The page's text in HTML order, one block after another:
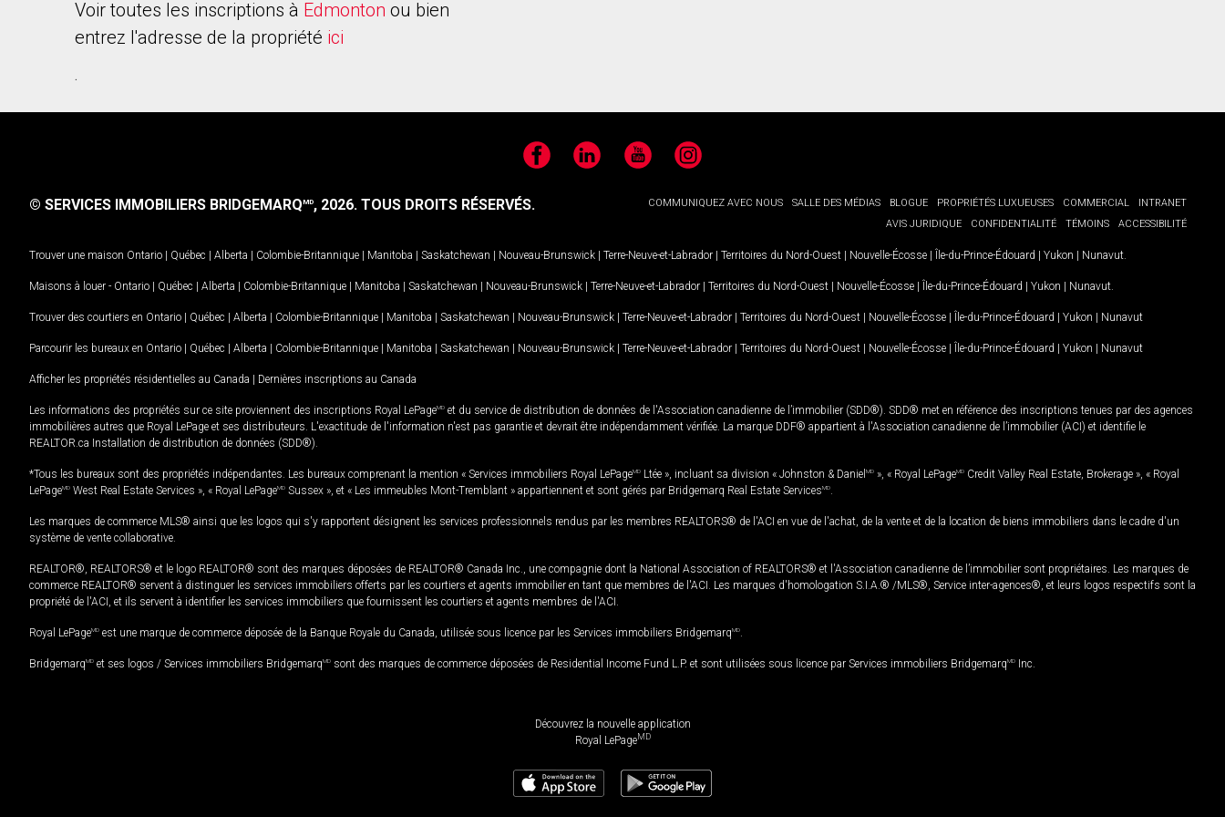
Voir toutes les inscriptions à Edmonton ou bien
entrez l'adresse de la propriété ici
.
FacebookLinkedIn YouTubeInstagram
COMMUNIQUEZ AVEC NOUS SALLE DES MÉDIAS BLOGUE PROPRIÉTÉS LUXUEUSES COMMERCIAL
INTRANET
AVIS JURIDIQUE
CONFIDENTIALITÉ TÉMOINS ACCESSIBILITÉ
© SERVICES IMMOBILIERS BRIDGEMARQMD, 2026. TOUS DROITS RÉSERVÉS.
Trouver une maison Ontario | Québec | Alberta | Colombie-Britannique | Manitoba | Saskatchewan | Nouveau-Brunswick | Terre-Neuve-et-Labrador | Territoires du Nord-Ouest | Nouvelle-Écosse | Île-du-Prince-Édouard | Yukon | Nunavut
Maisons à louer - Ontario | Québec | Alberta | Colombie-Britannique | Manitoba | Saskatchewan | Nouveau-Brunswick | Terre-Neuve-et-Labrador | Territoires du Nord-Ouest | Nouvelle-Écosse | Île-du-Prince-Édouard | Yukon | Nunavut
Trouver des courtiers en Ontario | Québec | Alberta | Colombie-Britannique | Manitoba | Saskatchewan | Nouveau-Brunswick | Terre-Neuve-et-Labrador | Territoires du Nord-Ouest | Nouvelle-Écosse | Île-du-Prince-Édouard | Yukon | Nunavut
Parcourir les bureaux en Ontario | Québec | Alberta | Colombie-Britannique | Manitoba | Saskatchewan | Nouveau-Brunswick | Terre-Neuve-et-Labrador | Territoires du Nord-Ouest | Nouvelle-Écosse | Île-du-Prince-Édouard | Yukon | Nunavut
Afficher les propriétés résidentielles au Canada | Dernières inscriptions au Canada
Les informations des propriétés sur ce site proviennent des inscriptions Royal LePageMD et du service de distribution de données de l'Association canadienne de l’immobilier (SDD®). SDD® met en référence des inscriptions tenues par des agences
immobilières autres que Royal LePage et ses distributeurs. L'exactitude de l'information n'est pas garantie et devrait être indépendamment vérifiée. La marque DDF® appartient à l'Association canadienne de l’immobilier (ACI) et identifie le
REALTOR.ca Installation de distribution de données (SDD®).
*Tous les bureaux sont des propriétés indépendantes. Les bureaux comprenant la mention « Services immobiliers Royal LePageMD Ltée », incluant sa division « Johnston & Daniel MD », « Royal LePageMD Credit Valley Real Estate, Brokerage », « Royal
LePageMD West Real Estate Services », « Royal LePageMD Sussex », et « Les immeubles Mont-Tremblant » appartiennent et sont gérés par Bridgemarq Real Estate ServicesMD
Les marques de commerce MLS® ainsi que les logos qui s'y rapportent désignent les services professionnels rendus par les membres REALTORS® de l'ACI en vue de l'achat, de la vente et de la location de biens immobiliers dans le cadre d'un
système de vente collaborative.
REALTOR®, REALTORS® et le logo REALTOR® sont des marques déposées de REALTOR® Canada Inc., une compagnie dont la National Association of REALTORS® et l'Association canadienne de l’immobilier sont propriétaires. Les marques de
commerce REALTOR® servent à distinguer les services immobiliers offerts par les courtiers et agents immobilier en tant que membres de l'ACI. Les marques d'homologation S.I.A.® /MLS®, Service inter-agences®, et leurs logos respectifs sont la
propriété de l'ACI, et ils servent à identifier les services immobiliers que fournissent les courtiers et agents membres de l'ACI.
Royal LePageMD est une marque de commerce déposée de la Banque Royale du Canada, utilisée sous licence par les Services immobiliers BridgemarqMD
BridgemarqMD et ses logos / Services immobiliers BridgemarqMD sont des marques de commerce déposées de Residential Income Fund L.P. et sont utilisées sous licence par Services immobiliers BridgemarqMD Inc.
Découvrez la nouvelle application
Royal LePageMD